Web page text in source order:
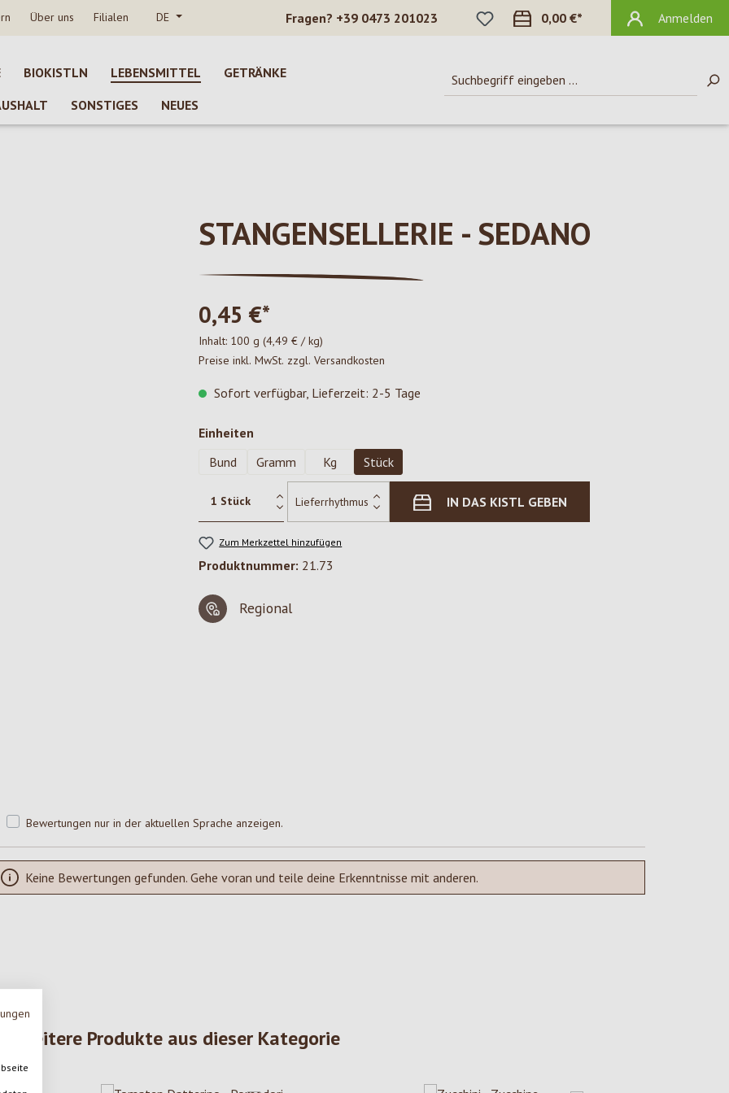
Über uns Filialen DE Fragen? +39 0473 201023
DU HAST 0 PRODUKTE AUF DEM
0,00 €* Anmelden
BIOKISTLN LEBENSMITTEL
GETRÄNKE
SONSTIGES NEUES
STANGENSELLERIE - SEDANO
0,45 €*
Inhalt: 100 g (4,49 € / kg)
Preise inkl. MwSt. zzgl. Versandkosten
Sofort verfügbar, Lieferzeit: 2-5 Tage
Einheiten
Bund
Gramm Kg Stück
IN DAS KISTL GEBEN
Zum Merkzettel hinzufügen
Produktnummer: 21.73
Regional
Bewertungen nur in der aktuellen Sprache anzeigen.
Keine Bewertungen gefunden. Gehe voran und teile deine Erkenntnisse mit anderen.
Weitere Produkte aus dieser Kategorie